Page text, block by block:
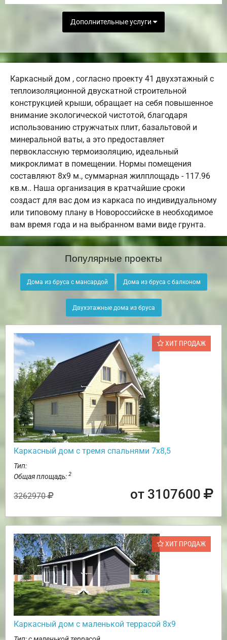
Дополнительные услуги
Каркасный дом , согласно проекту 41 двухэтажный с
теплоизоляционной двускатной строительной
конструкцией крыши, обращает на себя повышенное
внимание экологической чистотой, благодаря
использованию стружчатых плит, базальтовой и
минеральной ваты, а это предоставляет
первоклассную термоизоляцию, идеальный
микроклимат в помещении. Нормы помещения
составляют 8х9 м., суммарная жилплощадь - 117.96
кв.м.. Наша организация в кратчайшие сроки
создаст для вас дом из каркаса по индивидуальному
или типовому плану в Новороссийске в необходимое
вам время года и на выбранном вами виде грунта.
Популярные проекты
Дома из бруса с мансардой Дома из бруса с балконом
Двухэтажные дома из бруса
ХИТ ПРОДАЖ
Каркасный дом с тремя спальнями 7х8,5
Тип:
Общая площадь: 2
3262970 от 3107600
ХИТ ПРОДАЖ
Каркасный дом с маленькой террасой 8х9